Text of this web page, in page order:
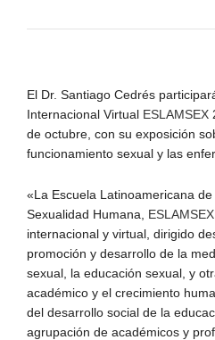
El Dr. Santiago Cedrés
Internacional Virtual ESLAMSEX
de octubre, con su exposición
funcionamiento sexual y las
«La Escuela Latinoamericana
Sexualidad Humana, ESLAMSEX
internacional y virtual, dirigido
promoción y desarrollo de la
sexual, la educación sexual, y
académico y el crecimiento
del desarrollo social de la
agrupación de académicos y